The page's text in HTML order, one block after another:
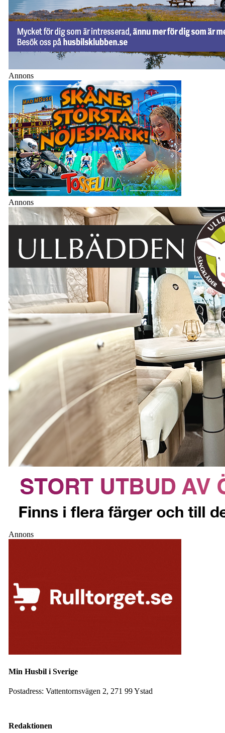
Annons
Annons
Annons
Min Husbil i Sverige
Postadress: Vattentornsvägen 2, 271 99 Ystad
Redaktionen